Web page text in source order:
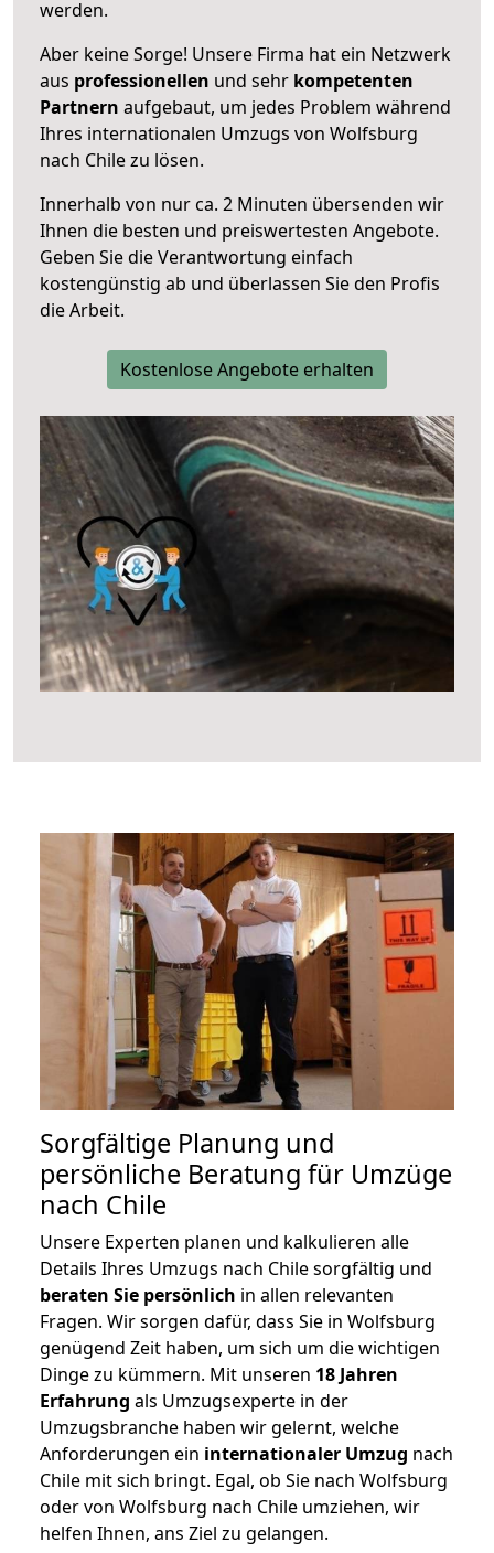
werden.
Aber keine Sorge! Unsere Firma hat ein Netzwerk
aus professionellen und sehr kompetenten
Partnern aufgebaut, um jedes Problem während
Ihres internationalen Umzugs von Wolfsburg
nach Chile zu lösen.
Innerhalb von nur ca. 2 Minuten übersenden wir
Ihnen die besten und preiswertesten Angebote.
Geben Sie die Verantwortung einfach
kostengünstig ab und überlassen Sie den Profis
die Arbeit.
Kostenlose Angebote erhalten
Sorgfältige Planung und
persönliche Beratung für Umzüge
nach Chile
Unsere Experten planen und kalkulieren alle
Details Ihres Umzugs nach Chile sorgfältig und
beraten Sie persönlich in allen relevanten
Fragen. Wir sorgen dafür, dass Sie in Wolfsburg
genügend Zeit haben, um sich um die wichtigen
Dinge zu kümmern. Mit unseren 18 Jahren
Erfahrung als Umzugsexperte in der
Umzugsbranche haben wir gelernt, welche
Anforderungen ein internationaler Umzug nach
Chile mit sich bringt. Egal, ob Sie nach Wolfsburg
oder von Wolfsburg nach Chile umziehen, wir
helfen Ihnen, ans Ziel zu gelangen.